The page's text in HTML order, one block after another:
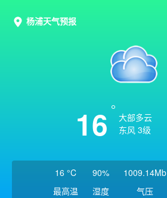
杨浦天气预报
16
大部多云
东风 3级
16 °C
最高温
90%
湿度
1009.14Mb
气压